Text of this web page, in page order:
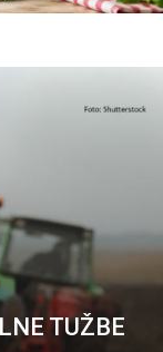
TUŽBE